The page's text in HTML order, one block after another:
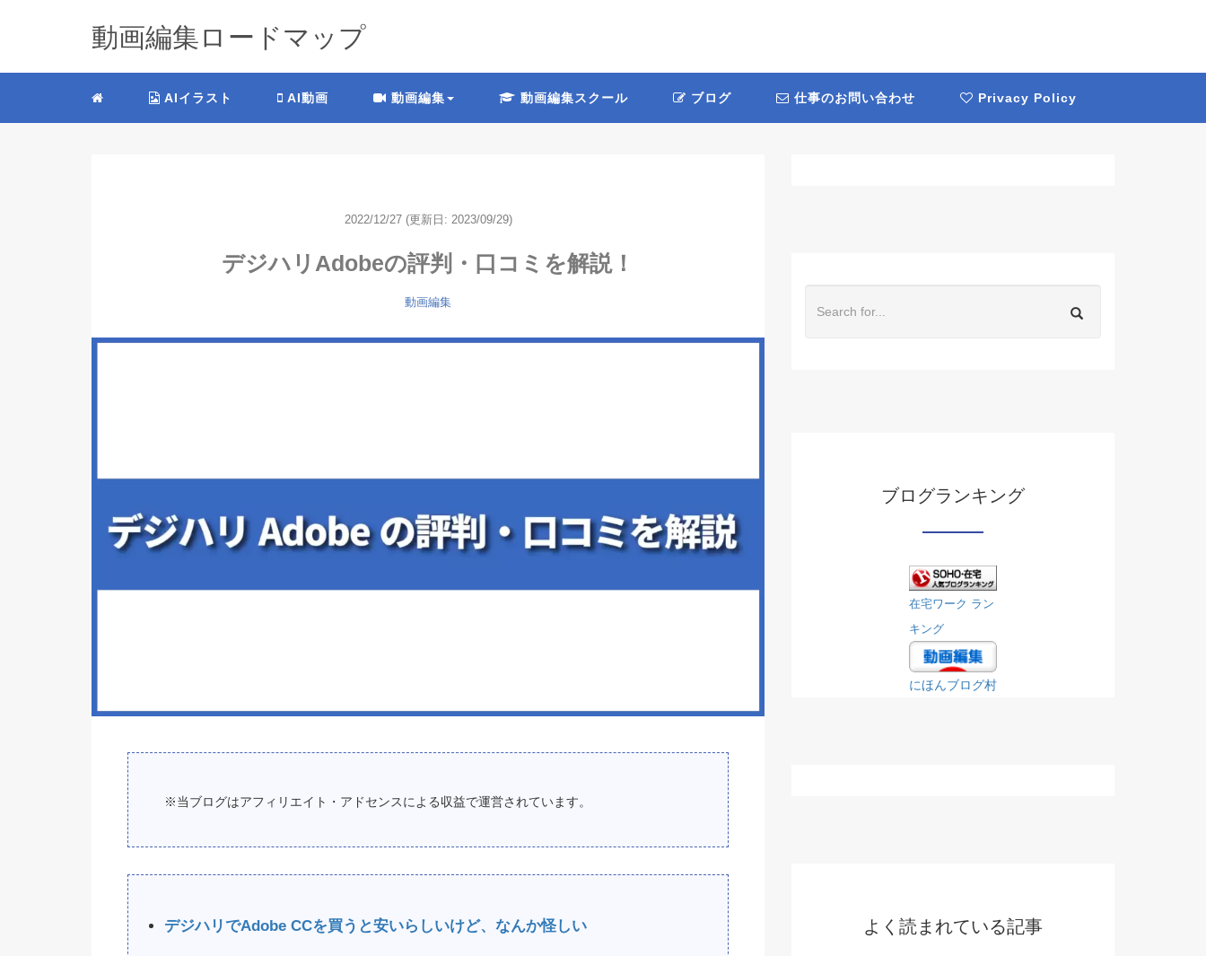
動画編集ロードマップ
AIイラスト AI動画 動画編集 動画編集スクール ブログ 仕事のお問い合わせ Privacy Policy
2022/12/27 (更新日: 2023/09/29)
デジハリAdobeの評判・口コミを解説！
動画編集
※当ブログはアフィリエイト・アドセンスによる収益で運営されています。
デジハリでAdobe CCを買うと安いらしいけど、なんか怪しい
ブログランキング
在宅ワーク ラン
キング
にほんブログ村
よく読まれている記事